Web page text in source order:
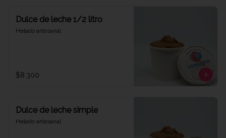
Dulce de leche 1/2 litro
Helado artesanal
$8.300
Dulce de leche simple
Helado artesanal